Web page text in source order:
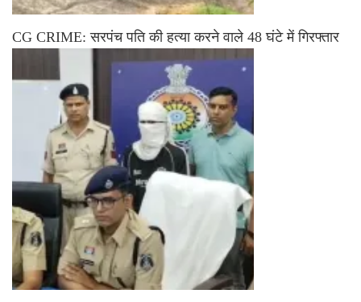
CG CRIME: सरपंच पति की हत्या करने वाले 48 घंटे में गिरफ्तार